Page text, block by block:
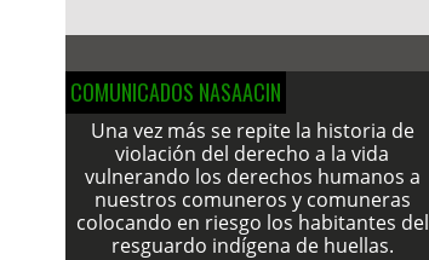
COMUNICADOS NASAACIN
Una vez más se repite la historia de
violación del derecho a la vida
vulnerando los derechos humanos a
nuestros comuneros y comuneras
colocando en riesgo los habitantes del
resguardo indígena de huellas.